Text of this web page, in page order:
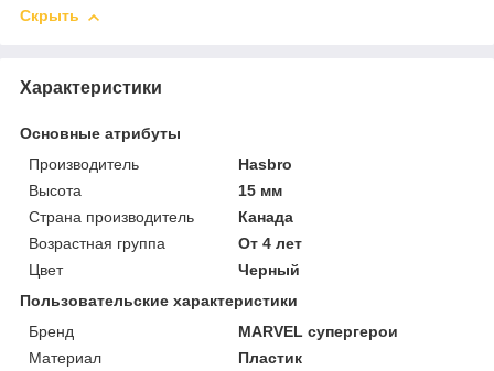
Скрыть
Характеристики
Основные атрибуты
Производитель
Hasbro
Высота
15 мм
Страна производитель
Канада
Возрастная группа
От 4 лет
Цвет
Черный
Пользовательские характеристики
Бренд
MARVEL супергерои
Материал
Пластик